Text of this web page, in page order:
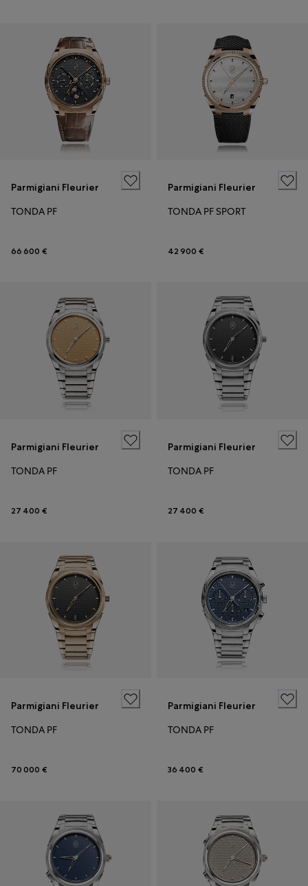
Parmigiani Fleurier
TONDA PF
66 600 €
Parmigiani Fleurier
TONDA PF SPORT
42 900 €
Parmigiani Fleurier
TONDA PF
27 400 €
Parmigiani Fleurier
TONDA PF
27 400 €
Parmigiani Fleurier
TONDA PF
70 000 €
Parmigiani Fleurier
TONDA PF
36 400 €